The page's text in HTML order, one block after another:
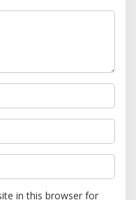
in this browser for